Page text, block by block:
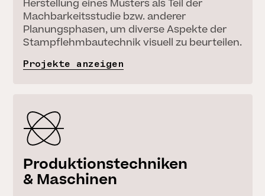
Herstellung eines Musters als Teil der
Machbarkeitsstudie bzw. anderer
Planungsphasen, um diverse Aspekte der
Stampflehmbautechnik visuell zu beurteilen.
Projekte anzeigen
Produktionstechniken
& Maschinen